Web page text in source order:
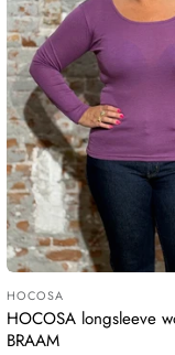
Leverancier:
HOCOSA
HOCOSA longsleeve
BRAAM